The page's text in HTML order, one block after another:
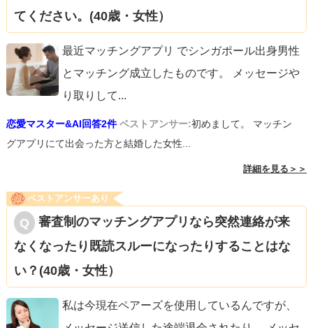
てください。(40歳・女性）
最近マッチングアプリ でシンガポール出身男性
とマッチング成立したものです。 メッセージや
り取りして...
恋愛マスター&AI回答2件 ベストアンサー:初めまして。 マッチン
グアプリにて出会った方と結婚した女性...
詳細を見る＞＞
ベストアンサーあり
審査制のマッチングアプリなら突然連絡が来
なくなったり既読スルーになったりすることはな
い？(40歳・女性）
私は今現在ペアーズを使用しているんですが、